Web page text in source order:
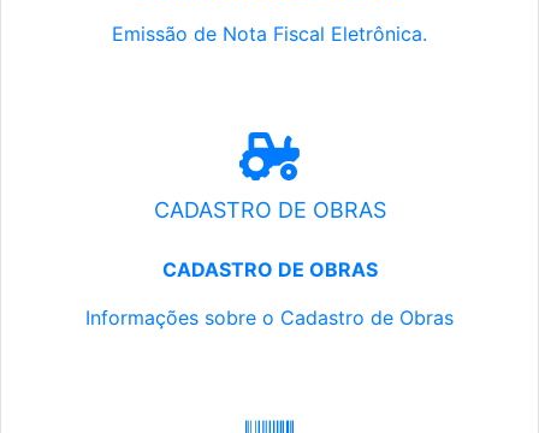
Emissão de Nota Fiscal Eletrônica.
CADASTRO DE OBRAS
CADASTRO DE OBRAS
Informações sobre o Cadastro de Obras